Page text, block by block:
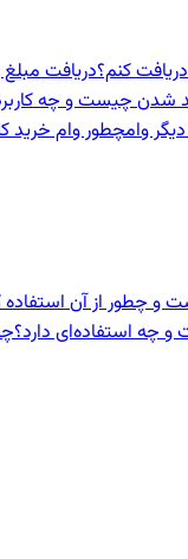
کنم؟دریافت
شدن چیست و چه
وامچطور وام خرید
و چطور از آن استفاده
چه استفاده‌ای دارد؟